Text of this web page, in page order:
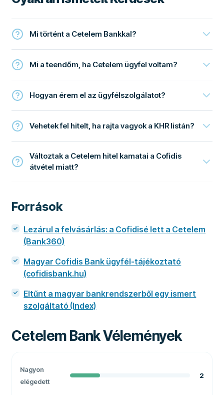
Mi történt a Cetelem Bankkal?
Mi a teendőm, ha Cetelem ügyfel voltam?
Hogyan érem el az ügyfélszolgálatot?
Vehetek fel hitelt, ha rajta vagyok a KHR listán?
Változtak a Cetelem hitel kamatai a Cofidis
átvétel miatt?
Források
Lezárul a felvásárlás: a Cofidisé lett a Cetelem
(Bank360)
Magyar Cofidis Bank ügyfél-tájékoztató
(cofidisbank.hu)
Eltűnt a magyar bankrendszerből egy ismert
szolgáltató (Index)
Cetelem BankVélemények
Nagyon
elégedett
2